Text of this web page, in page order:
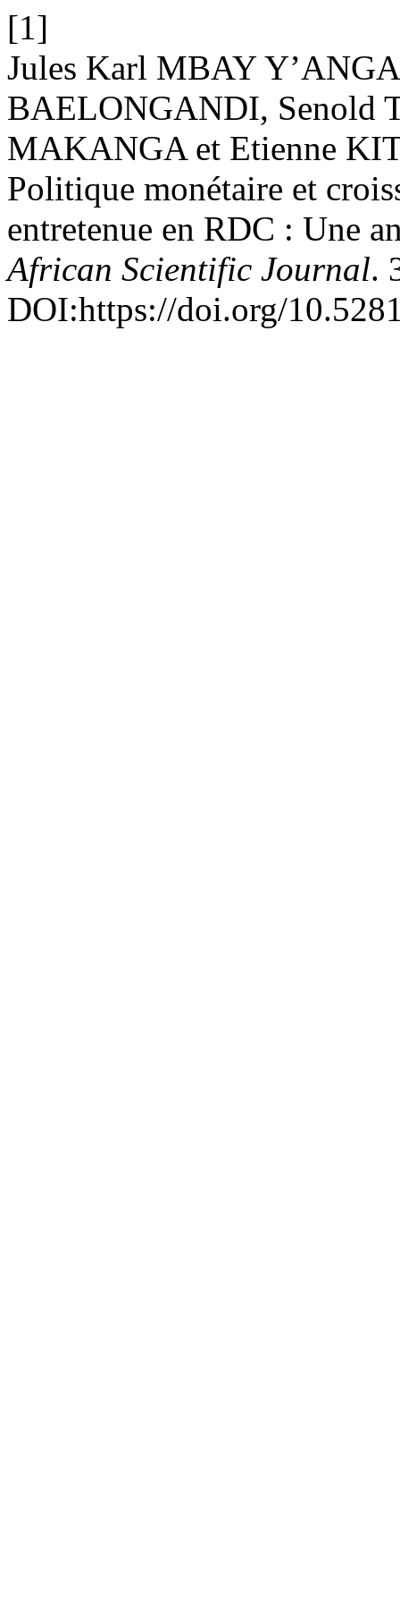
[1]
Jules Karl MBAY
BAELONGANDI, Senold
MAKANGA et Etienne
Politique monétaire et
entretenue en RDC : Une
African Scientific Journal.
DOI:https://doi.org/